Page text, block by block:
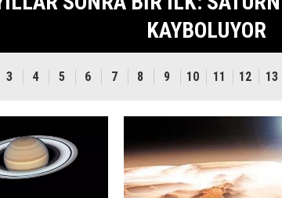
BULDU
3 4 5 6 7 8 9 10 11 12 13